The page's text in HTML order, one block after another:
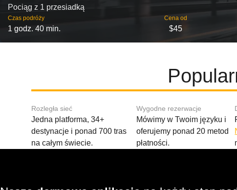
Pociąg z 1 przesiadką
Czas podróży
1 godz. 40 min.
Cena od
$45
Rozległa sieć
Jedna platforma, 34+
destynacje i ponad 700 tras
na całym świecie.
Wygodne rezerwacje
Mówimy w Twoim języku i
oferujemy ponad 20 metod
płatności.